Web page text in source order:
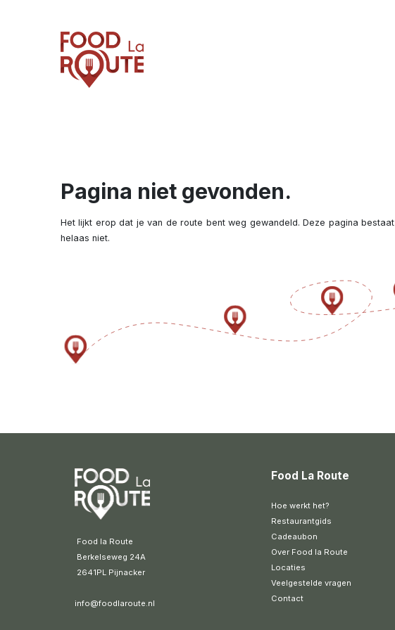
Pagina niet gevonden.
Het lijkt erop dat je van de route bent weg gewandeld. Deze pagina bestaat
helaas niet.
Food la Route
Berkelseweg 24A
2641PL Pijnacker
info@foodlaroute.nl
Food La Route
Hoe werkt het?
Restaurantgids
Cadeaubon
Over Food la Route
Locaties
Veelgestelde vragen
Contact